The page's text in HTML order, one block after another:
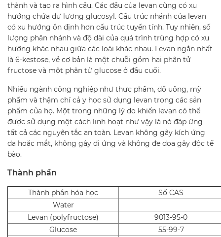
thành và tạo ra hình cầu. Các đầu của levan cũng có xu
hướng chứa dư lượng glucosyl. Cấu trúc nhánh của levan
có xu hướng ổn định hơn cấu trúc tuyến tính. Tuy nhiên, số
lượng phân nhánh và độ dài của quá trình trùng hợp có xu
hướng khác nhau giữa các loài khác nhau. Levan ngắn nhất
là 6-kestose, về cơ bản là một chuỗi gồm hai phân tử
fructose và một phân tử glucose ở đầu cuối.
Nhiều ngành công nghiệp như thực phẩm, đồ uống, mỹ
phẩm và thậm chí cả y học sử dụng levan trong các sản
phẩm của họ. Một trong những lý do khiến levan có thể
được sử dụng một cách linh hoạt như vậy là nó đáp ứng
tất cả các nguyên tắc an toàn. Levan không gây kích ứng
da hoặc mắt, không gây dị ứng và không đe dọa gây độc tế
bào.
Thành phần
Thành phần hóa học
Số CAS
Water
Levan (polyfructose)
9013-95-0
Glucose
55-99-7